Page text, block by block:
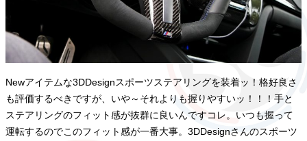
Newアイテムな3DDesignスポーツステアリングを装着ッ！格好良さ
も評価するべきですが、いや～それよりも握りやすいッ！！！手と
ステアリングのフィット感が抜群に良いんですコレ。いつも握って
運転するのでこのフィット感が一番大事。3DDesignさんのスポーツ